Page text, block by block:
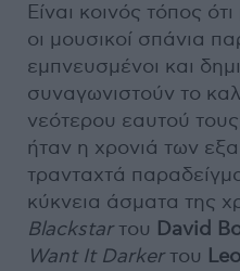
Είναι κοινός τόπος
οι μουσικοί σπάνια
εμπνευσμένοι και
συναγωνιστούν το
νεότερου εαυτού
ήταν η χρονιά των
τρανταχτά
κύκνεια άσματα της
Blackstarτου David
Want It Darkerτου